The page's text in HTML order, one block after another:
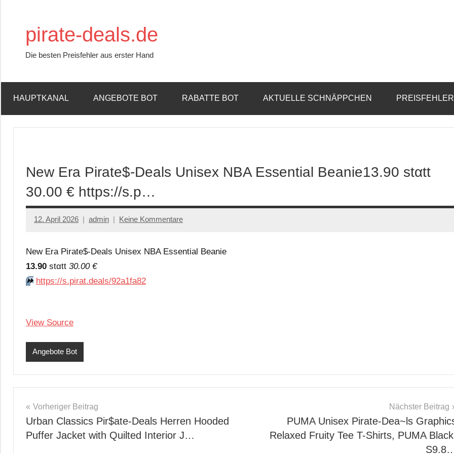
springenpirate-deals.de
Die besten Preisfehler aus erster Hand
HAUPTKANAL ANGEBOTE BOT RABATTE BOT AKTUELLE SCHNÄPPCHEN
New Era Pirate$-Deals Unisex NBA Essential Beanie13.90 stαtt
30.00 € https://s.p…
12. April 2026 admin Keine Kommentare
New Era Pirate$-Deals Unisex NBA Essential Beanie
13.90 stαtt 30.00 €
⏩️ https://s.pirat.deals/92a1fa82
View Source
Angebote Bot
Beitragsnavigation
Vorheriger Beitrag
Urban Classics Pir$ate-Deals Herren Hooded
Puffer Jacket with Quilted Interior J…
Nächster Beitrag
PUMA Unisex Pirate-Dea~ls
Relaxed Fruity Tee T-Shirts, PUMA